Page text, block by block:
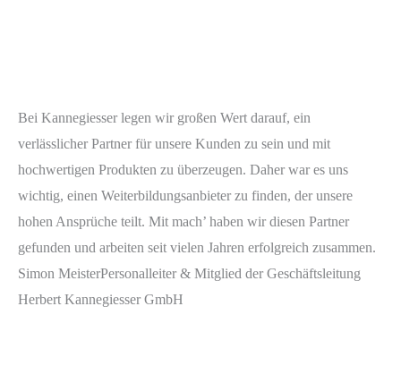
Bei Kannegiesser legen wir großen Wert darauf, ein
verlässlicher Partner für unsere Kunden zu sein und mit
hochwertigen Produkten zu überzeugen. Daher war es uns
wichtig, einen Weiterbildungsanbieter zu finden, der unsere
hohen Ansprüche teilt. Mit mach’ haben wir diesen Partner
gefunden und arbeiten seit vielen Jahren erfolgreich zusammen.
Simon MeisterPersonalleiter & Mitglied der Geschäftsleitung
Herbert Kannegiesser GmbH